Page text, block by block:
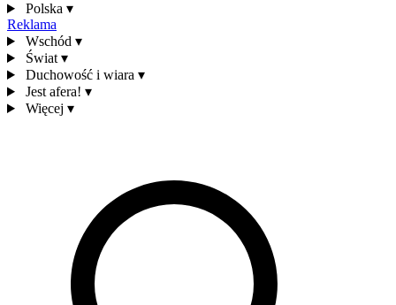
Polska ▾
Reklama
Wschód ▾
Świat ▾
Duchowość i wiara ▾
Jest afera! ▾
Więcej ▾